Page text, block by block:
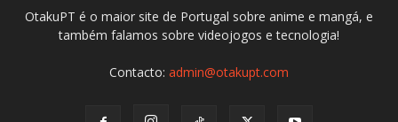
OtakuPT é o maior site de Portugal sobre anime e mangá, e
também falamos sobre videojogos e tecnologia!
Contacto: admin@otakupt.com